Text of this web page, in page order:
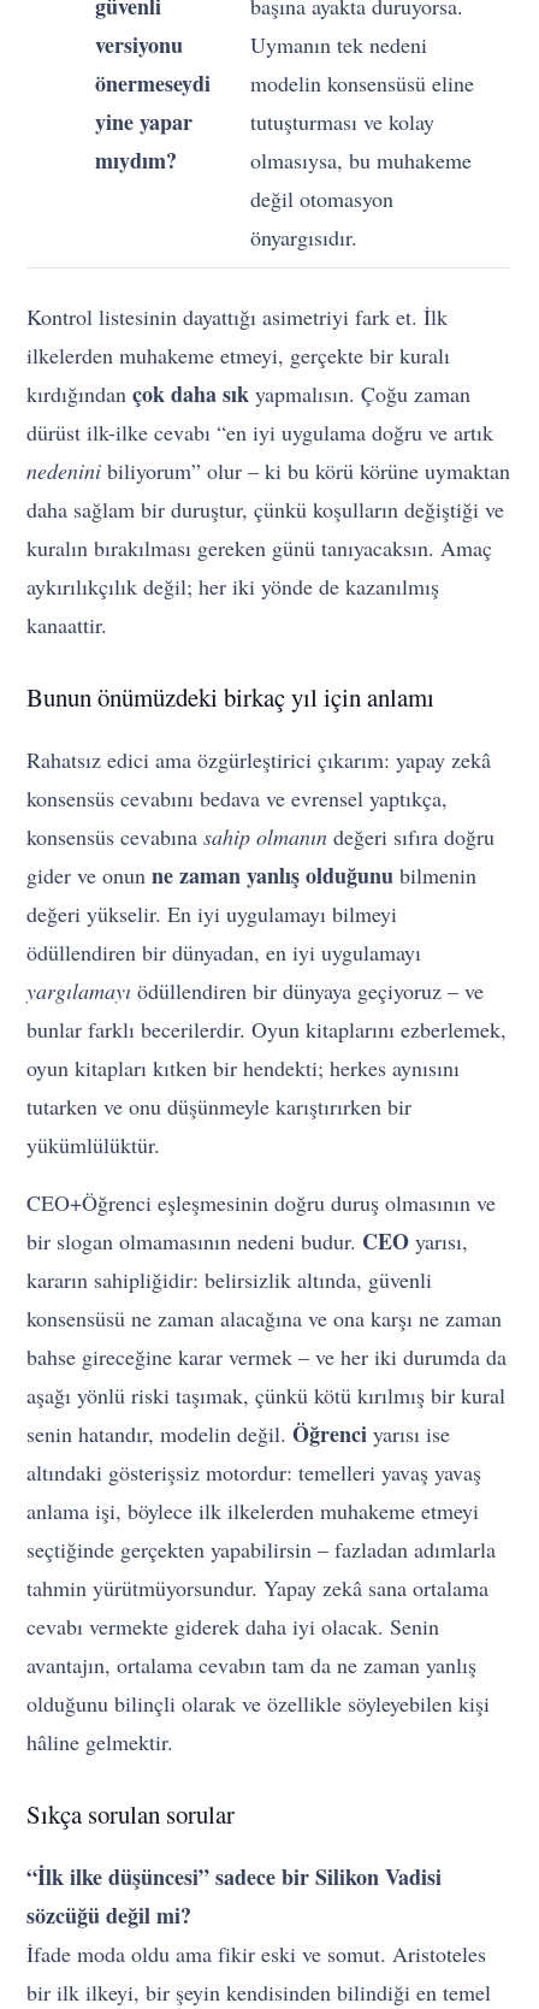
güvenli
versiyonu
önermeseydi
yine yapar
mıydım?
başına ayakta duruyorsa.
Uymanın tek nedeni
modelin konsensüsü eline
tutuşturması ve kolay
olmasıysa, bu muhakeme
değil otomasyon
önyargısıdır.
Kontrol listesinin dayattığı asimetriyi fark et. İlk
ilkelerden muhakeme etmeyi, gerçekte bir kuralı
kırdığındançok daha sık yapmalısın. Çoğu zaman
dürüst ilk-ilke cevabı “en iyi uygulama doğru ve artık
nedenini biliyorum” olur – ki bu körü körüne uymaktan
daha sağlam bir duruştur, çünkü koşulların değiştiği ve
kuralın bırakılması gereken günü tanıyacaksın. Amaç
aykırılıkçılık değil; her iki yönde de kazanılmış
kanaattir.
Bunun önümüzdeki birkaç yıl için anlamı
Rahatsız edici ama özgürleştirici çıkarım: yapay zekâ
konsensüs cevabını bedava ve evrensel yaptıkça,
konsensüs cevabınasahip olmanın değeri sıfıra doğru
gider ve onunne zaman yanlış olduğunu bilmenin
değeri yükselir. En iyi uygulamayı bilmeyi
ödüllendiren bir dünyadan, en iyi uygulamayı
yargılamayı ödüllendiren bir dünyaya geçiyoruz – ve
bunlar farklı becerilerdir. Oyun kitaplarını ezberlemek,
oyun kitapları kıtken bir hendekti; herkes aynısını
tutarken ve onu düşünmeyle karıştırırken bir
yükümlülüktür.
CEO+Öğrenci eşleşmesinin doğru duruş olmasının ve
bir slogan olmamasının nedeni budur. CEO yarısı,
kararın sahipliğidir: belirsizlik altında, güvenli
konsensüsü ne zaman alacağına ve ona karşı ne zaman
bahse gireceğine karar vermek – ve her iki durumda da
aşağı yönlü riski taşımak, çünkü kötü kırılmış bir kural
senin hatandır, modelin değil.Öğrenci yarısı ise
altındaki gösterişsiz motordur: temelleri yavaş yavaş
anlama işi, böylece ilk ilkelerden muhakeme etmeyi
seçtiğinde gerçekten yapabilirsin – fazladan adımlarla
tahmin yürütmüyorsundur. Yapay zekâ sana ortalama
cevabı vermekte giderek daha iyi olacak. Senin
avantajın, ortalama cevabın tam da ne zaman yanlış
olduğunu bilinçli olarak ve özellikle söyleyebilen kişi
hâline gelmektir.
Sıkça sorulan sorular
“İlk ilke düşüncesi” sadece bir Silikon Vadisi
sözcüğü değil mi?
İfade moda oldu ama fikir eski ve somut. Aristoteles
bir ilk ilkeyi, bir şeyin kendisinden bilindiği en temel